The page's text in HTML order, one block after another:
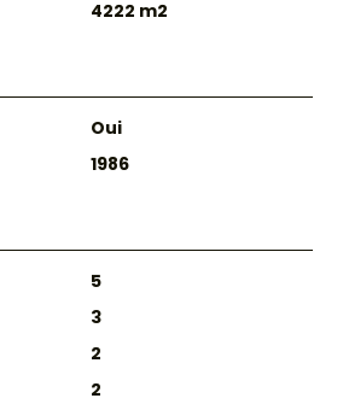
4222 m2
Oui
1986
5
3
2
2